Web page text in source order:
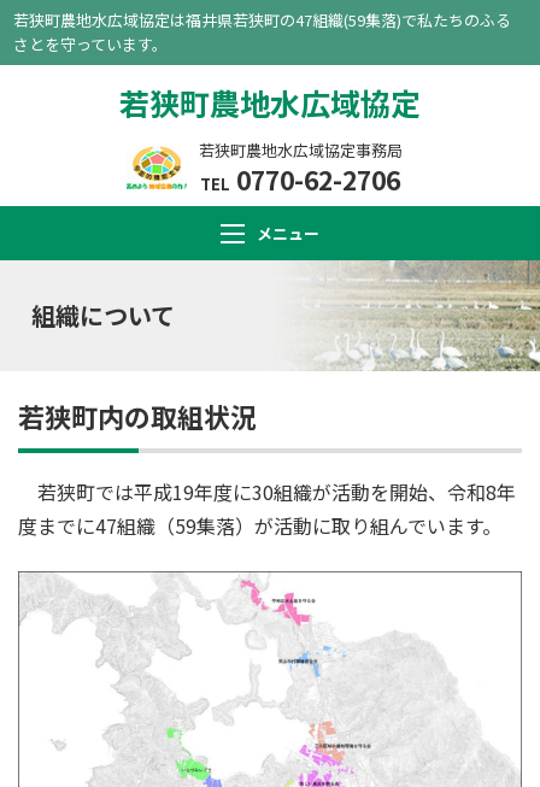
若狭町農地水広域協定は福井県若狭町の47組織(59集落)で私たちのふる
さとを守っています。
若狭町農地水広域協定
若狭町農地水広域協定事務局
TEL 0770-62-2706
メニュー
組織について
若狭町内の取組状況
若狭町では平成19年度に30組織が活動を開始、令和8年
度までに47組織（59集落）が活動に取り組んでいます。